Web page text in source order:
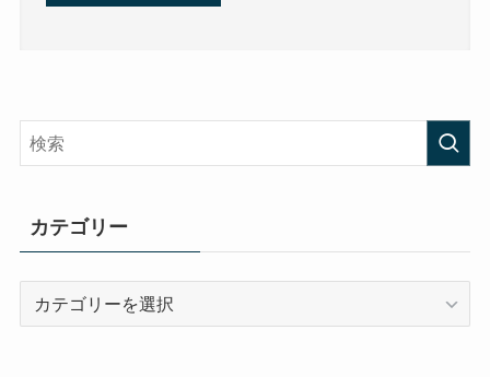
カテゴリー